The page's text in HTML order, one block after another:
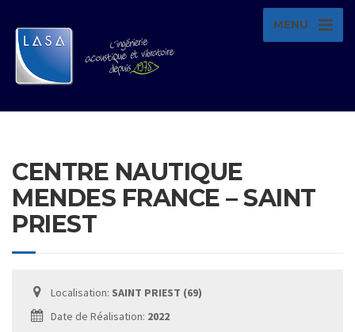
MENU
CENTRE NAUTIQUE
MENDES FRANCE – SAINT
PRIEST
Localisation: SAINT PRIEST (69)
Date de Réalisation: 2022